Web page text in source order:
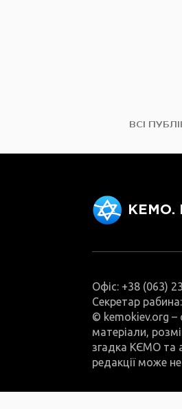
ВСІ
КЕМО.
Офіс: +38 (063)
Секретар
© kemokiev.org –
матеріали,
згадка КЄМО та
редакції може